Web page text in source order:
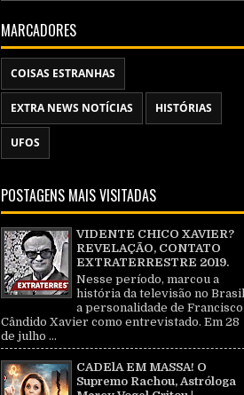
MARCADORES
COISAS ESTRANHAS
EXTRA NEWS NOTÍCIAS HISTÓRIAS
UFOS
POSTAGENS MAIS VISITADAS
VIDENTE CHICO XAVIER?
REVELAÇÃO, CONTATO
EXTRATERRESTRE 2019.
Nesse período, marcou a
história da televisão no Brasil
a personalidade de Francisco
Cândido Xavier como entrevistado. Em 28
de julho ...
CADElA EM MASSA! O
Supremo Rachou, Astróloga